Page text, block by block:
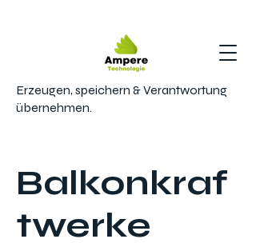
Erzeugen, speichern & Verantwortung
übernehmen.
Balkonkraf
twerke